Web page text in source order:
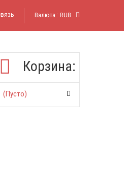
Валюта : RUB
Корзина:
(пусто)